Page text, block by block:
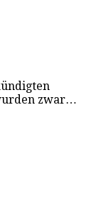
zwar…